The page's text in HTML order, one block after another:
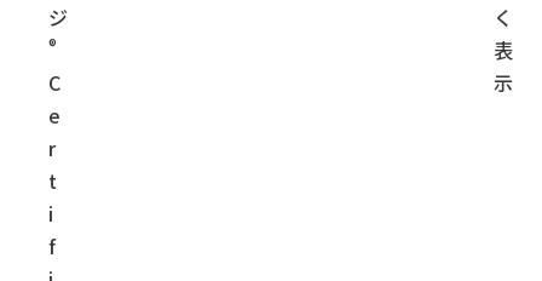
ジ
®
C
e
r
t
i
f
く
表
示